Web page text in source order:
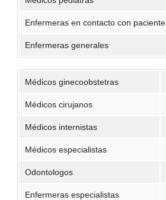
Enfermeras en contacto con paciente
Enfermeras generales
Médicos ginecoobstetras
Médicos cirujanos
Médicos internistas
Médicos especialistas
Odontologos
Enfermeras especialistas